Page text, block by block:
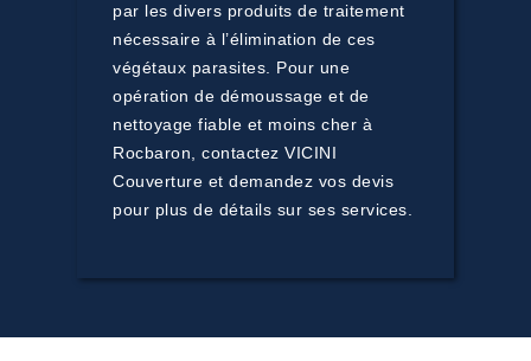
par les divers produits de traitement
nécessaire à l’élimination de ces
végétaux parasites. Pour une
opération de démoussage et de
nettoyage fiable et moins cher à
Rocbaron, contactez VICINI
Couverture et demandez vos devis
pour plus de détails sur ses services.